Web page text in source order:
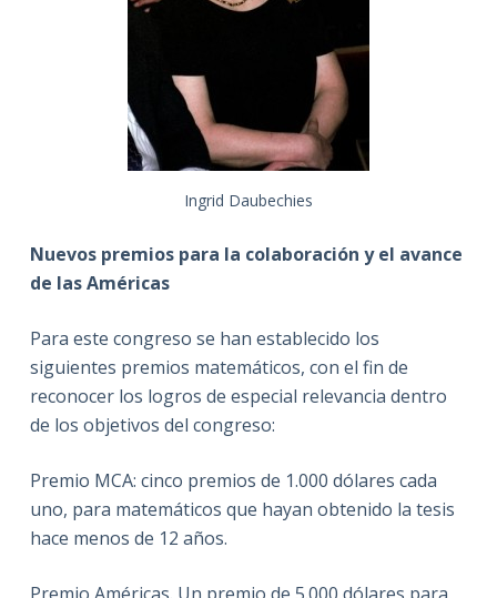
Ingrid Daubechies
Nuevos premios para la colaboración y el avance
de las Américas
Para este congreso se han establecido los
siguientes premios matemáticos, con el fin de
reconocer los logros de especial relevancia dentro
de los objetivos del congreso:
Premio MCA: cinco premios de 1.000 dólares cada
uno, para matemáticos que hayan obtenido la tesis
hace menos de 12 años.